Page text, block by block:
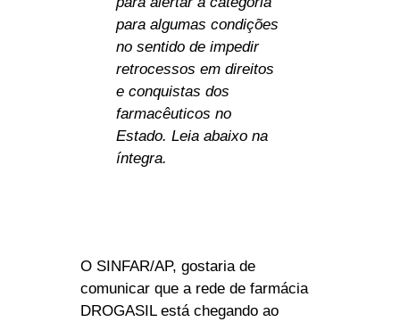
para algumas condições
no sentido de impedir
retrocessos em direitos
e conquistas dos
farmacêuticos no
Estado. Leia abaixo na
íntegra.
O SINFAR/AP, gostaria de
comunicar que a rede de farmácia
DROGASIL está chegando ao